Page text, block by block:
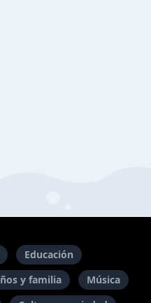
Educación
y familia
Música